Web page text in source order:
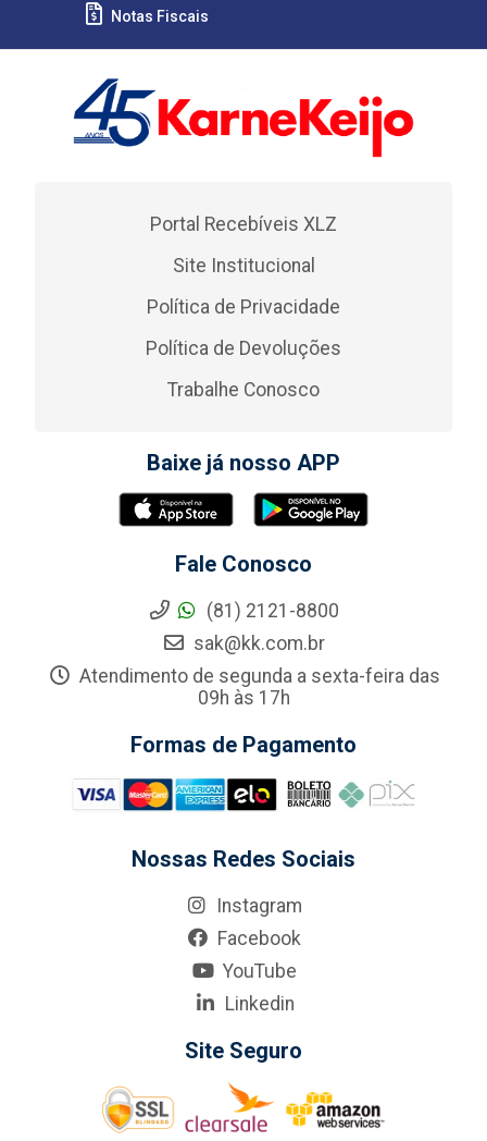
Notas Fiscais
Portal Recebíveis XLZ
Site Institucional
Política de Privacidade
Política de Devoluções
Trabalhe Conosco
Baixe já nosso APP
Fale Conosco
(81) 2121-8800
sak@kk.com.br
Atendimento de segunda a sexta-feira das
09h às 17h
Formas de Pagamento
Nossas Redes Sociais
Instagram
Facebook
YouTube
Linkedin
Site Seguro